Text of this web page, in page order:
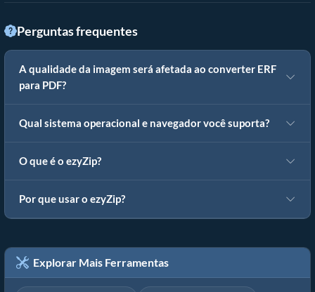
Perguntas frequentes
A qualidade da imagem será afetada ao converter ERF
para PDF?
Qual sistema operacional e navegador você suporta?
O que é o ezyZip?
Por que usar o ezyZip?
Explorar Mais Ferramentas